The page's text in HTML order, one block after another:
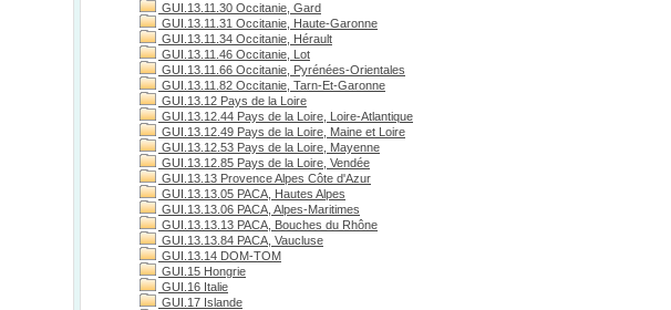
GUI.13.11.30 Occitanie, Gard
GUI.13.11.31 Occitanie, Haute-Garonne
GUI.13.11.34 Occitanie, Hérault
GUI.13.11.46 Occitanie, Lot
GUI.13.11.66 Occitanie, Pyrénées-Orientales
GUI.13.11.82 Occitanie, Tarn-Et-Garonne
GUI.13.12 Pays de la Loire
GUI.13.12.44 Pays de la Loire, Loire-Atlantique
GUI.13.12.49 Pays de la Loire, Maine et Loire
GUI.13.12.53 Pays de la Loire, Mayenne
GUI.13.12.85 Pays de la Loire, Vendée
GUI.13.13 Provence Alpes Côte d'Azur
GUI.13.13.05 PACA, Hautes Alpes
GUI.13.13.06 PACA, Alpes-Maritimes
GUI.13.13.13 PACA, Bouches du Rhône
GUI.13.13.84 PACA, Vaucluse
GUI.13.14 DOM-TOM
GUI.15 Hongrie
GUI.16 Italie
GUI.17 Islande